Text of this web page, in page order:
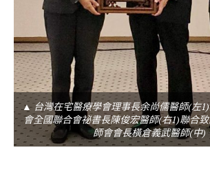
▲ 台灣在宅醫療學會理事長余尚儒醫師(左
會全國聯合會祕書長陳俊宏醫師(右1)聯合
師會會長橫倉義武醫師(中)